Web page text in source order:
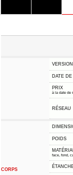
DATE
PRIX
à la date de
RÉSEAU
CORPS
POIDS
face, fond,